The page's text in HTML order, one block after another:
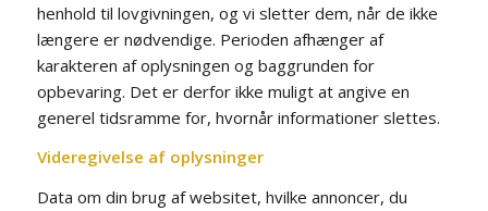
henhold til lovgivningen, og vi sletter dem, når de ikke
længere er nødvendige. Perioden afhænger af
karakteren af oplysningen og baggrunden for
opbevaring. Det er derfor ikke muligt at angive en
generel tidsramme for, hvornår informationer slettes.
Videregivelse af oplysninger
Data om din brug af websitet, hvilke annoncer, du